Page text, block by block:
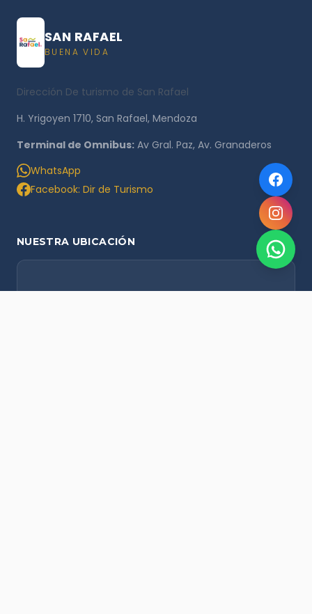
SAN RAFAEL
BUENA VIDA
Dirección De turismo de San Rafael
H. Yrigoyen 1710, San Rafael, Mendoza
Terminal de Omnibus: Av Gral. Paz, Av. Granaderos
WhatsApp
Facebook: Dir de Turismo
NUESTRA UBICACIÓN